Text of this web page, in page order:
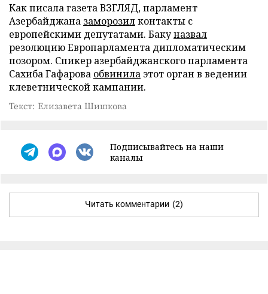
Как писала газета ВЗГЛЯД, парламент
Азербайджана заморозилконтакты с
европейскими депутатами. Бакуназвал
резолюцию Европарламента дипломатическим
позором. Спикер азербайджанского парламента
Сахиба Гафарова обвинила этот орган в ведении
клеветнической кампании.
Текст: Елизавета Шишкова
Подписывайтесь на наши
каналы
Читать комментарии (2)